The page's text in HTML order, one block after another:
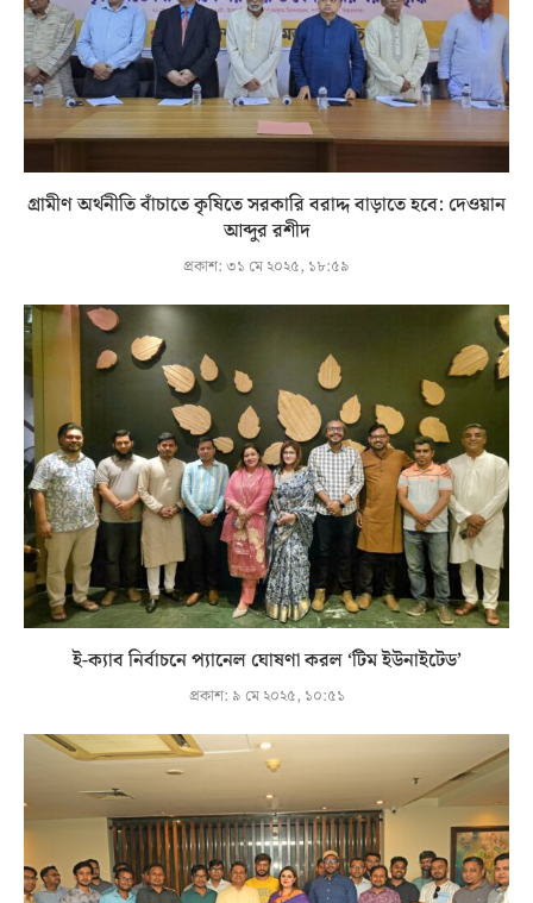
গ্রামীণ অর্থনীতি বাঁচাতে কৃষিতে সরকারি বরাদ্দ বাড়াতে হবে: দেওয়ান
আব্দুর রশীদ
প্রকাশ:৩১ মে ২০২৫, ১৮:৫৯
ই-ক্যাব নির্বাচনে প্যানেল ঘোষণা করল ‘টিম ইউনাইটেড’
প্রকাশ: ৯ মে ২০২৫, ১০:৫১